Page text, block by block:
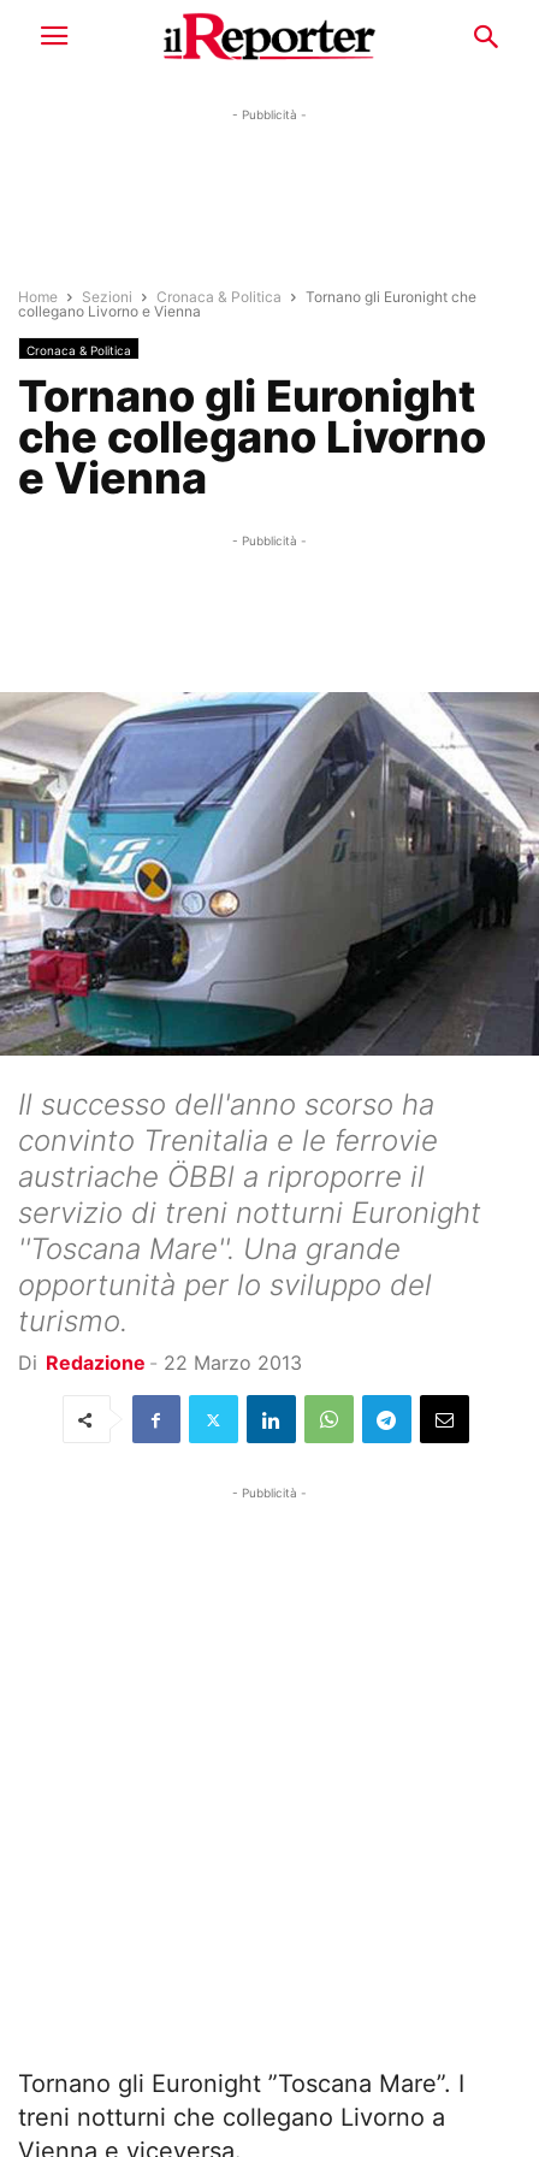
- Pubblicità -
Home Sezioni Cronaca & Politica
Tornano gli Euronight che
collegano Livorno e Vienna
Cronaca & Politica
Tornano gli Euronight
che collegano Livorno
e Vienna
- Pubblicità -
Il successo dell'anno scorso ha
convinto Trenitalia e le ferrovie
austriache ÖBBl a riproporre il
servizio di treni notturni Euronight
''Toscana Mare''. Una grande
opportunità per lo sviluppo del
turismo.
Di Redazione - 22 Marzo 2013
- Pubblicità -
Tornano gli Euronight ”Toscana Mare”. I
treni notturni che collegano Livorno a